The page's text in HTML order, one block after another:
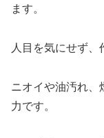
ます。
人目を気にせず、
ニオイや油汚れ、
力です。